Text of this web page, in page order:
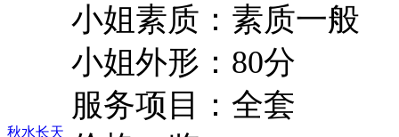
秋水长天
小姐素质：素质一般
小姐外形：80分
服务项目：全套